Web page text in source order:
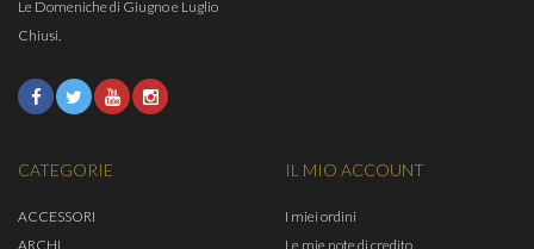
Le Domeniche di Giugno e Luglio
Chiusi.
CATEGORIE
ACCESSORI
ARCHI
IL MIO ACCOUNT
I miei ordini
Le mie note di credito